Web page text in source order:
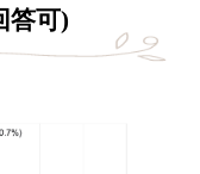
答可)